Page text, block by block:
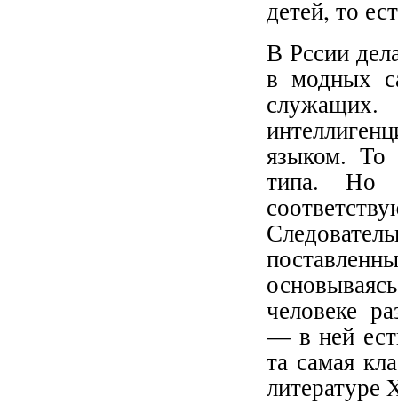
детей, то
В Рссии
в модных
языком. То
типа. Но
человеке
— в ней
та самая
литературе